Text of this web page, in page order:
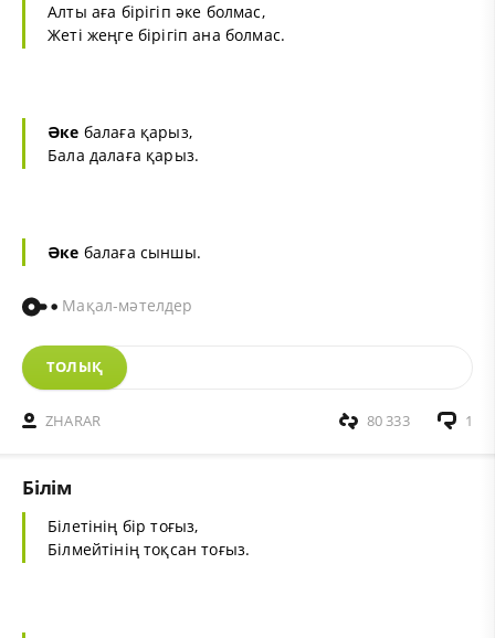
Алты аға бірігіп әке болмас,
Жеті жеңге бірігіп ана болмас.
Әке балаға қарыз,
Бала далаға қарыз.
Әке балаға сыншы.
Мақал-мәтелдер
ТОЛЫҚ
ZHARAR 1
80 333
Білім
Білетінің бір тоғыз,
Білмейтінің тоқсан тоғыз.